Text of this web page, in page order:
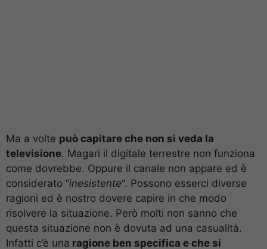
Ma a volte può capitare che non si veda la
televisione. Magari il digitale terrestre non funziona
come dovrebbe. Oppure il canale non appare ed è
considerato “inesistente“. Possono esserci diverse
ragioni ed è nostro dovere capire in che modo
risolvere la situazione. Però molti non sanno che
questa situazione non è dovuta ad una casualità.
Infatti c’è una ragione ben specifica e che si